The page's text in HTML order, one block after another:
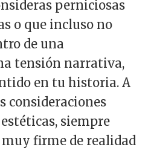
perniciosas
o que incluso no
de una
tensión narrativa,
en tu historia. A
consideraciones
siempre
firme de realidad